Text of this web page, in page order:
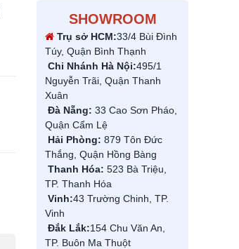
SHOWROOM
Trụ sở HCM:33/4 Bùi Đình
Túy, Quận Bình Thạnh
Chi Nhánh Hà Nội:495/1
Nguyễn Trãi, Quận Thanh
Xuân
Đà Nẵng: 33 Cao Sơn Pháo,
Quận Cẩm Lệ
Hải Phòng: 879 Tôn Đức
Thắng, Quận Hồng Bàng
Thanh Hóa: 523 Bà Triệu,
TP. Thanh Hóa
Vinh:43 Trường Chinh, TP.
Vinh
Đắk Lắk:154 Chu Văn An,
TP. Buôn Ma Thuột